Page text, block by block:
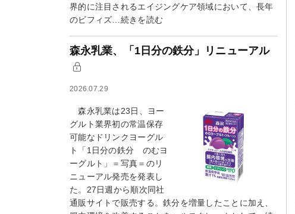
界的に注目されるエイジングケア領域において、長年
のビフィズ…続きを読む
森永乳業、「1日分の鉄分」リニューアル
2026.07.29
森永乳業は23日、ヨー
グルト業界初の常温保存
可能なドリンクヨーグル
ト「1日分の鉄分 のむヨ
ーグルト」＝写真＝のリ
ニューアル発売を発表し
た。27日週から順次同社
通販サイトで販売する。鉄分を増量したことに加え、